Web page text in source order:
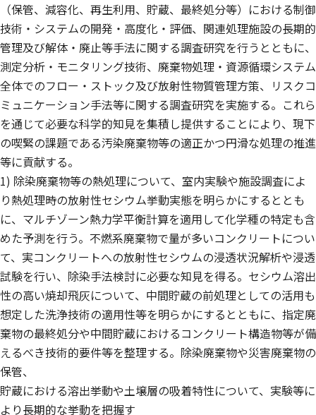
（保管、減容化、再生利用、貯蔵、最終処分等）における制御
技術・システムの開発・高度化・評価、関連処理施設の長期的
管理及び解体・廃止等手法に関する調査研究を行うとともに、
測定分析・モニタリング技術、廃棄物処理・資源循環システム
全体でのフロー・ストック及び放射性物質管理方策、リスクコ
ミュニケーション手法等に関する調査研究を実施する。これら
を通じて必要な科学的知見を集積し提供することにより、現下
の喫緊の課題である汚染廃棄物等の適正かつ円滑な処理の推進
等に貢献する。
1) 除染廃棄物等の熱処理について、室内実験や施設調査によ
り熱処理時の放射性セシウム挙動実態を明らかにするととも
に、マルチゾーン熱力学平衡計算を適用して化学種の特定も含
めた予測を行う。不燃系廃棄物で量が多いコンクリートについ
て、実コンクリートへの放射性セシウムの浸透状況解析や浸透
試験を行い、除染手法検討に必要な知見を得る。セシウム溶出
性の高い焼却飛灰について、中間貯蔵の前処理としての活用も
想定した洗浄技術の適用性等を明らかにするとともに、指定廃
棄物の最終処分や中間貯蔵におけるコンクリート構造物等が備
えるべき技術的要件等を整理する。除染廃棄物や災害廃棄物の
保管、
貯蔵における溶出挙動や土壌層の吸着特性について、実験等に
より長期的な挙動を把握す